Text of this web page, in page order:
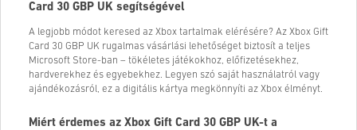
Card 30 GBP UK segítségével
A legjobb módot keresed az Xbox tartalmak elérésére? Az Xbox Gift
Card 30 GBP UK rugalmas vásárlási lehetőséget biztosít a teljes
Microsoft Store-ban – tökéletes játékokhoz, előfizetésekhez,
hardverekhez és egyebekhez. Legyen szó saját használatról vagy
ajándékozásról, ez a digitális kártya megkönnyíti az Xbox élményt.
Miért érdemes az Xbox Gift Card 30 GBP UK-t a